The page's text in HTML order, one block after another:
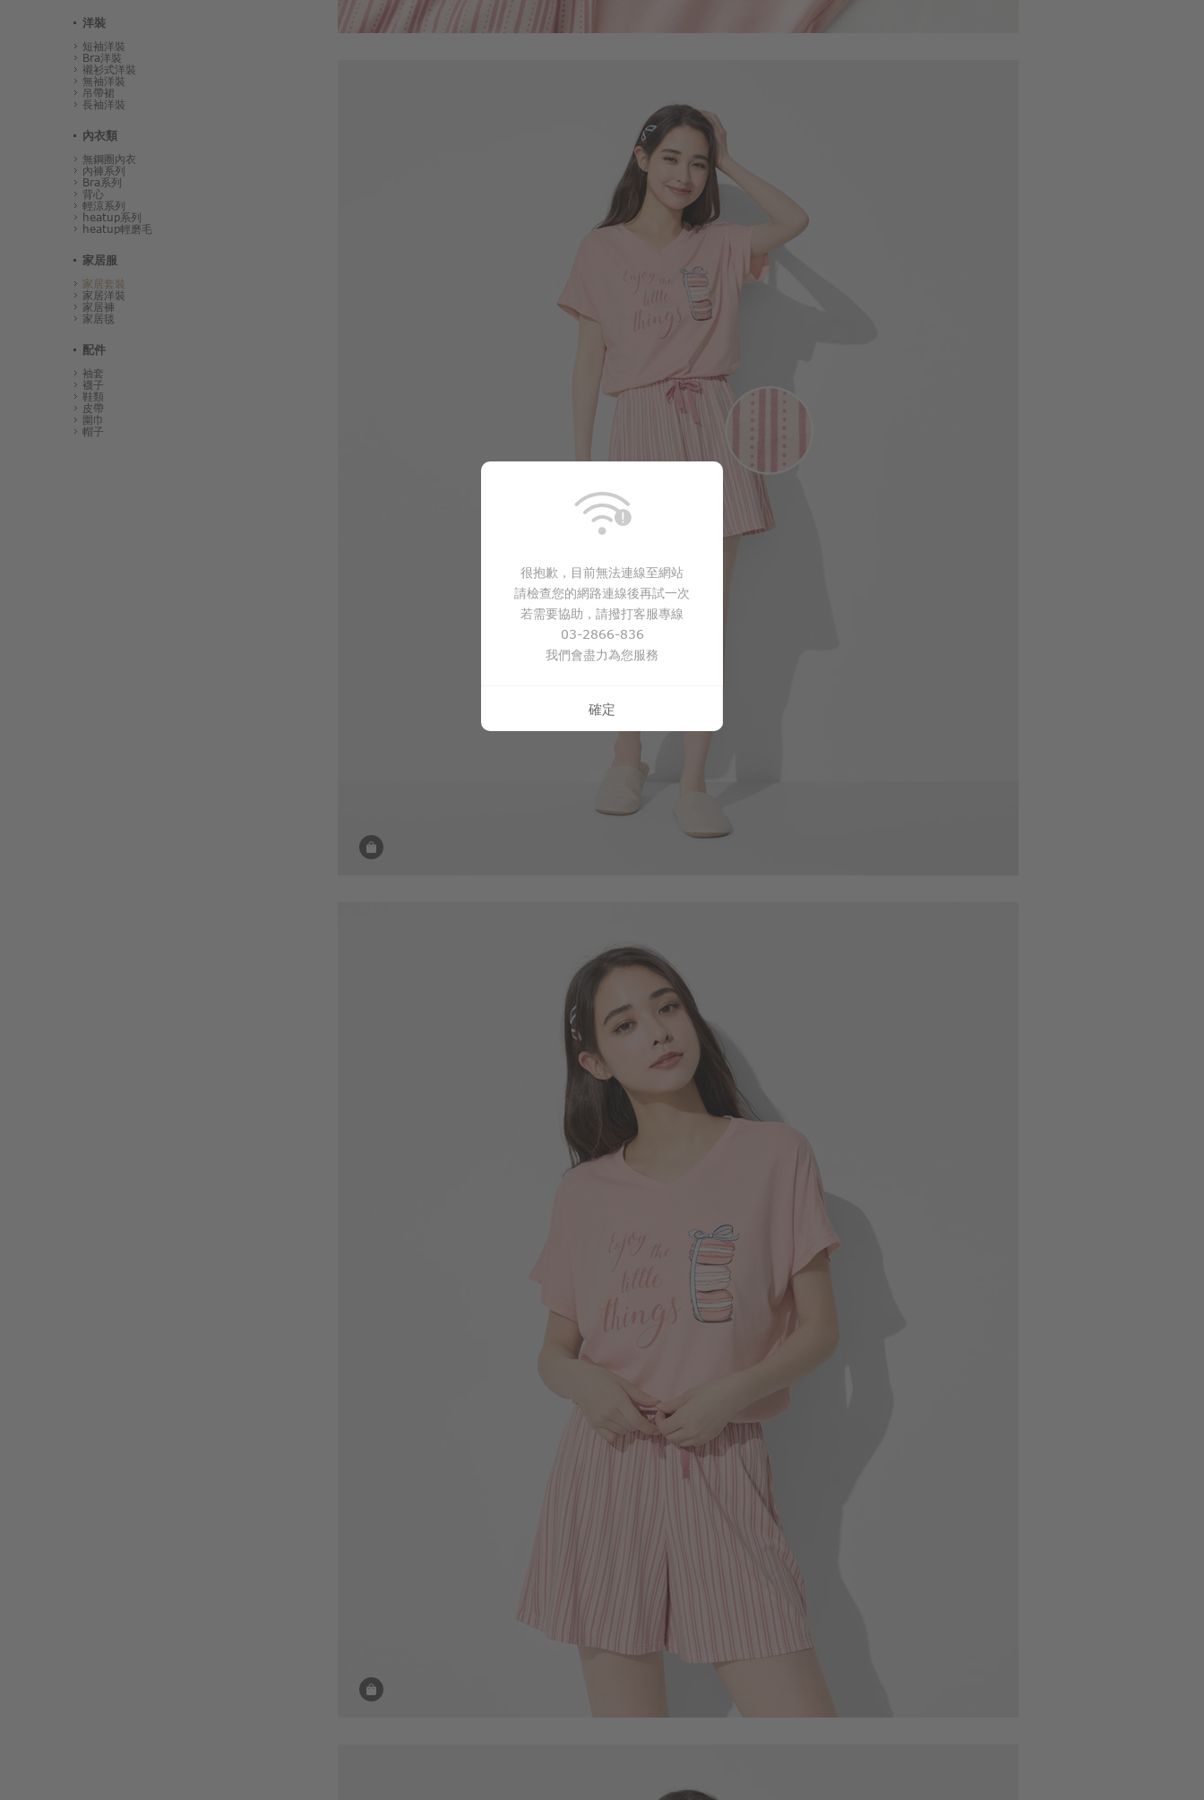
洋裝
短袖洋裝
Bra洋裝
襯衫式洋裝
無袖洋裝
吊帶裙
長袖洋裝
內衣類
無鋼圈內衣
內褲系列
Bra系列
背心
輕涼系列
heatup系列
heatup輕磨毛
家居服
家居套裝
家居洋裝
家居褲
家居毯
配件
袖套
襪子
鞋類
皮帶
圍巾
帽子
450 $ 590
很抱歉，目前無法連線至網站
請檢查您的網路連線後再試一次
若需要協助，請撥打客服專線
03-2866-836
我們會盡力為您服務
確定